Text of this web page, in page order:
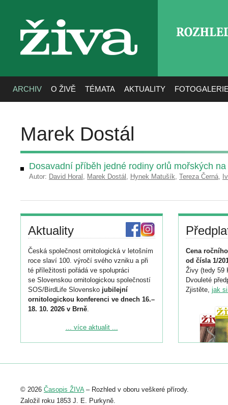
živa
ARCHIV O ŽIVĚ TÉMATA AKTUALITY
Marek Dostál
Dosavadní příběh jedné rodiny orlů mořských
Autor: David Horal , Marek Dostál , Hynek Matušík, Tereza Černá,
Aktuality
Česká společnost ornitologická v letošním
roce slaví 100. výročí svého vzniku a při
té příležitosti pořádá ve spolupráci
se Slovenskou ornitologickou společností
SOS/BirdLife Slovensko jubilejní
ornitologickou konferenci ve dnech 16.–
18. 10. 2026 v Brně.
Podrobnější informace ke konferenci
Registrovat se můžete do 6. září.
abstraktu přihlášené přednášky nebo
posteru je už 30. června.
... více aktualit ...
Cena
od čísla 1/
Živy (tedy 59
Dvouleté
Zjistěte, jak
© 2026 Časopis ŽIVA– Rozhled v oboru veškeré přírody.
Založil roku 1853 J. E. Purkyně.